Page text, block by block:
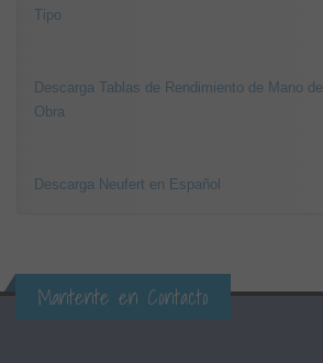
Tipo
Descarga Tablas de Rendimiento de Mano de
Obra
Descarga Neufert en Español
Mantente en Contacto